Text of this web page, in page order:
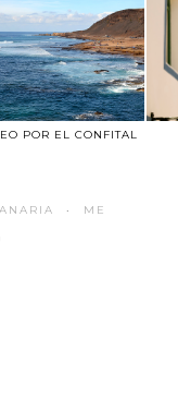
POR EL CONFITAL
· ME